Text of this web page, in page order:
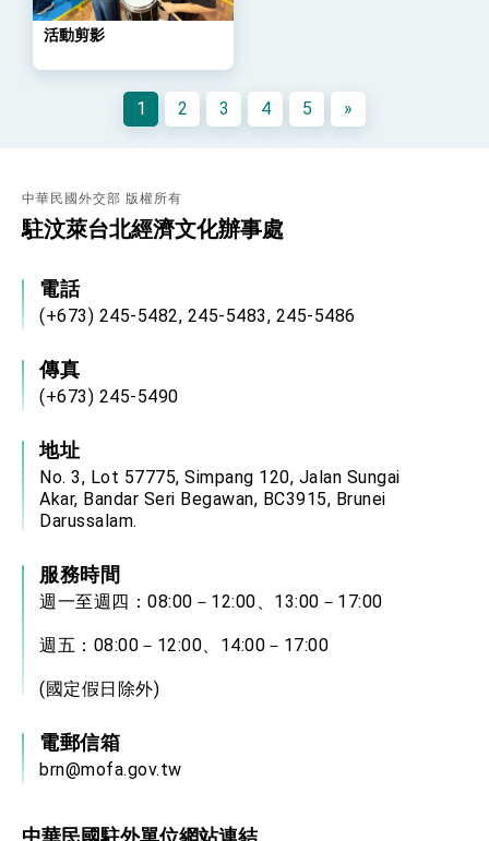
總統發表執政周年談話 盼面對未來挑戰 堅持
總統重要談話
我國政府將在美國亞利桑納州設立「駐鳳凰城辦
事處」，進一步深化台美交流合作
活動剪影
1 2 3 4 5 »
中華民國外交部 版權所有
駐汶萊台北經濟文化辦事處
電話
(+673) 245-5482, 245-5483, 245-5486
傳真
(+673) 245-5490
地址
No. 3, Lot 57775, Simpang 120, Jalan Sungai
Akar, Bandar Seri Begawan, BC3915, Brunei
Darussalam.
服務時間
週一至週四：08:00－12:00、13:00－17:00
週五：08:00－12:00、14:00－17:00
(國定假日除外)
電郵信箱
brn@mofa.gov.tw
中華民國駐外單位網站連結